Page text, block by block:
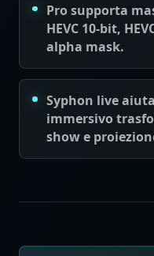
Pro supporta
HEVC 10-bit,
alpha mask.
Syphon live
immersivo
show e